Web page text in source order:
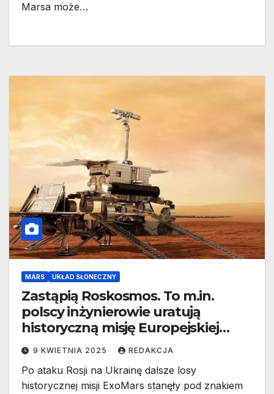
Marsa może…
MARS UKŁAD SŁONECZNY
Zastąpią Roskosmos. To m.in.
polscy inżynierowie uratują
historyczną misję Europejskiej
Agencji Kosmicznej na Marsa
9 KWIETNIA 2025 REDAKCJA
Po ataku Rosji na Ukrainę dalsze losy
historycznej misji ExoMars stanęły pod znakiem